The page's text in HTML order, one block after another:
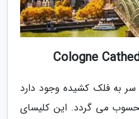
به فلک کشیده وجود دارد
می گردد. این کلیسای